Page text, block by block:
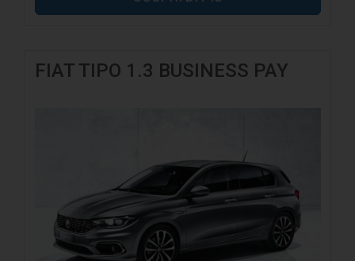
FIAT TIPO 1.3 BUSINESS PAY